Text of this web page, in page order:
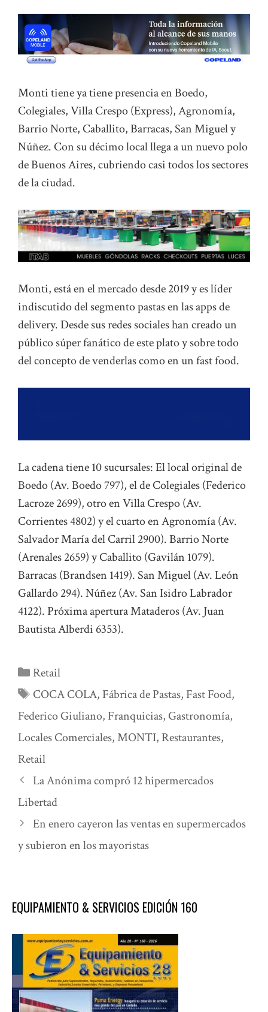
Monti tiene ya tiene presencia en Boedo,
Colegiales, Villa Crespo (Express), Agronomía,
Barrio Norte, Caballito, Barracas, San Miguel y
Núñez. Con su décimo local llega a un nuevo polo
de Buenos Aires, cubriendo casi todos los sectores
de la ciudad.
Monti, está en el mercado desde 2019 y es líder
indiscutido del segmento pastas en las apps de
delivery. Desde sus redes sociales han creado un
público súper fanático de este plato y sobre todo
del concepto de venderlas como en un fast food.
La cadena tiene 10 sucursales: El local original de
Boedo (Av. Boedo 797), el de Colegiales (Federico
Lacroze 2699), otro en Villa Crespo (Av.
Corrientes 4802) y el cuarto en Agronomía (Av.
Salvador María del Carril 2900). Barrio Norte
(Arenales 2659) y Caballito (Gavilán 1079).
Barracas (Brandsen 1419). San Miguel (Av. León
Gallardo 294). Núñez (Av. San Isidro Labrador
4122). Próxima apertura Mataderos (Av. Juan
Bautista Alberdi 6353).
Categorías
Retail
Etiquetas
COCA COLA, Fábrica de Pastas, Fast Food,
Federico Giuliano, Franquicias, Gastronomía,
Locales Comerciales,MONTI, Restaurantes,
Retail
La Anónima compró 12 hipermercados
Libertad
En enero cayeron las ventas en supermercados
y subieron en los mayoristas
EQUIPAMIENTO & SERVICIOS EDICIÓN 160